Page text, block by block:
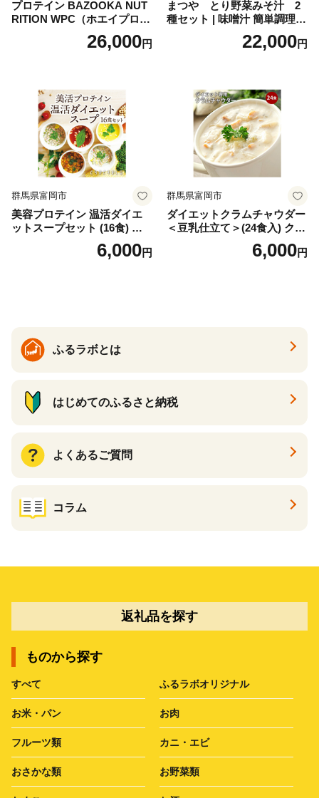
プロテイン BAZOOKA NUT
RITION WPC（ホエイプロテ
イン）＜プレーン＞ 900g｜
バズーカ岡田監修・植物由来
ロン [AIEN005]
26,000円
まつや とり野菜みそ汁 2
種セット | 味噌汁 簡単調理
お味噌 おみそ みそ とり野菜
時短料理 時短ごはん ご当地
22,000円
群馬県富岡市
美容プロテイン 温活ダイエ
ットスープセット (16食) 小
分け スープ 食べ比べ セット
詰合せ クラムチャウダー チ
6,000円
群馬県富岡市
ダイエットクラムチャウダー
＜豆乳仕立て＞(24食入) クラ
ムチャウダー 豆乳 ダイエッ
ト スープ プロテイン たんぱ
6,000円
ふるラボとは
はじめてのふるさと納税
よくあるご質問
コラム
返礼品を探す
ものから探す
すべて ふるラボオリジナル
お米・パン お肉
フルーツ類 カニ・エビ
おさかな類 お野菜類